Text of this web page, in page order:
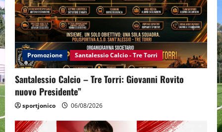
Promozione Santalessio Calcio - Tre Torri
Santalessio Calcio – Tre Torri: Giovanni Rovito
nuovo Presidente”
sportjonico 06/08/2026